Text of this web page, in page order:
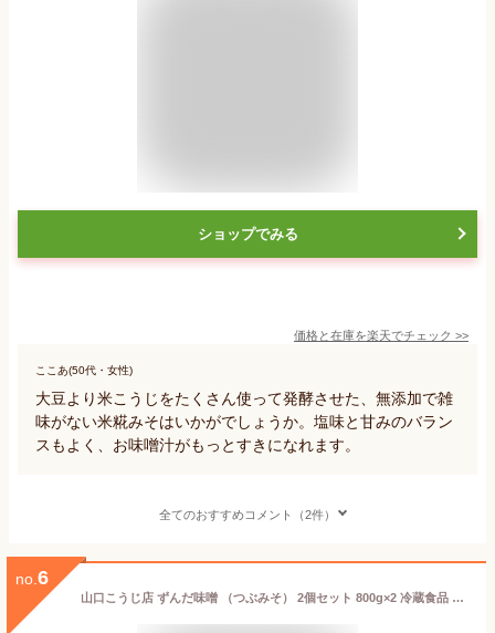
ショップでみる
価格と在庫を楽天でチェック >>
ここあ(50代・女性)
大豆より米こうじをたくさん使って発酵させた、無添加で雑
味がない米糀みそはいかがでしょうか。塩味と甘みのバラン
スもよく、お味噌汁がもっとすきになれます。
全てのおすすめコメント（2件）
no. 6
山口こうじ店 ずんだ味噌 （つぶみそ） 2個セット 800g×2 冷蔵食品 冷蔵食品のみ同梱可